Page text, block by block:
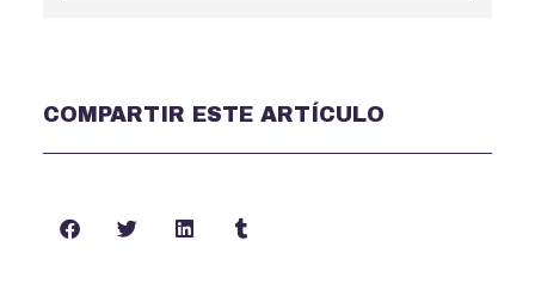
COMPARTIR ESTE ARTÍCULO